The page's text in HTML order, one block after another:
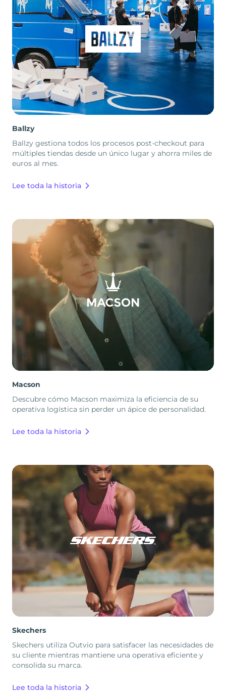
Ballzy
Ballzy gestiona todos los procesos post-checkout para
múltiples tiendas desde un único lugar y ahorra miles de
euros al mes.
Lee toda la historia
Macson
Descubre cómo Macson maximiza la eficiencia de su
operativa logística sin perder un ápice de personalidad.
Lee toda la historia
Skechers
Skechers utiliza Outvio para satisfacer las necesidades de
su cliente mientras mantiene una operativa eficiente y
consolida su marca.
Lee toda la historia